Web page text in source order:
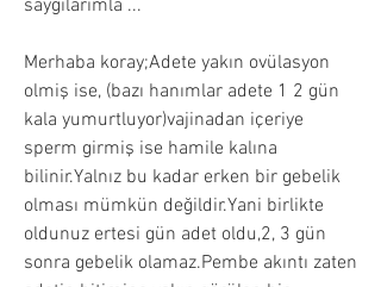
saygılarımla ...
Merhaba koray;Adete yakın ovülasyon
olmiş ise, (bazı hanımlar adete 1 2 gün
kala yumurtluyor)vajinadan içeriye
sperm girmiş ise hamile kalına
bilinir.Yalnız bu kadar erken bir gebelik
olması mümkün değildir.Yani birlikte
oldunuz ertesi gün adet oldu,2, 3 gün
sonra gebelik olamaz.Pembe akıntı zaten